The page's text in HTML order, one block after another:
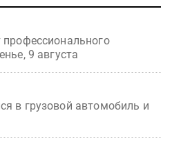
профессионального
9 августа
в грузовой автомобиль и